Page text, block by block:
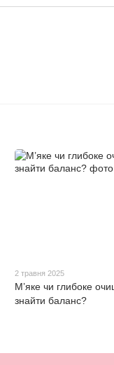
2 травня 2025
М’яке чи глибоке
знайти баланс?